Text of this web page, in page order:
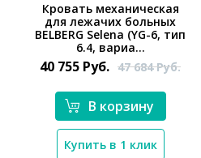
*}
Кровать механическая
для лежачих больных
BELBERG Selena (YG-6, тип
6.4, вариа...
40 755 Руб. 47 684Руб.
В корзину
Купить в 1 клик